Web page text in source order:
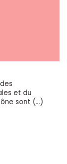
et du
sont (…)